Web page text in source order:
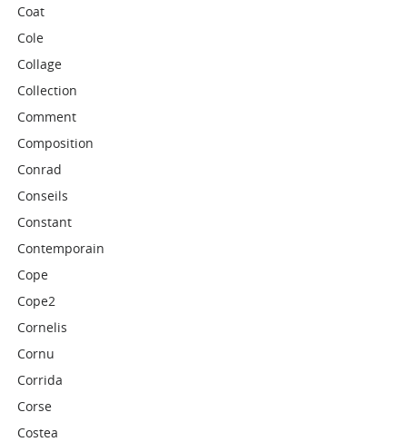
Coat
Cole
Collage
Collection
Comment
Composition
Conrad
Conseils
Constant
Contemporain
Cope
Cope2
Cornelis
Cornu
Corrida
Corse
Costea